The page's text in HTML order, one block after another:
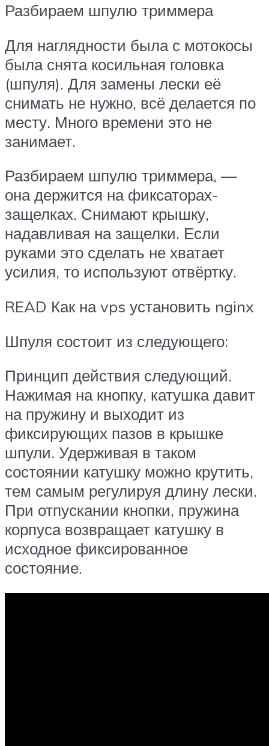
Разбираем шпулю триммера
Для наглядности была с мотокосы
была снята косильная головка
(шпуля). Для замены лески её
снимать не нужно, всё делается по
месту. Много времени это не
занимает.
Разбираем шпулю триммера, —
она держится на фиксаторах-
защелках. Снимают крышку,
надавливая на защелки. Если
руками это сделать не хватает
усилия, то используют отвёртку.
READ Как на vps установить nginx
Шпуля состоит из следующего:
Принцип действия следующий.
Нажимая на кнопку, катушка давит
на пружину и выходит из
фиксирующих пазов в крышке
шпули. Удерживая в таком
состоянии катушку можно крутить,
тем самым регулируя длину лески.
При отпускании кнопки, пружина
корпуса возвращает катушку в
исходное фиксированное
состояние.